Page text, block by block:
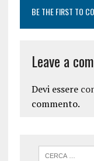
BE THE FIRST TO
Leave a
Devi essere
commento.